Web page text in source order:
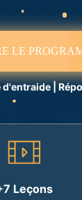
LE
|
Leçons